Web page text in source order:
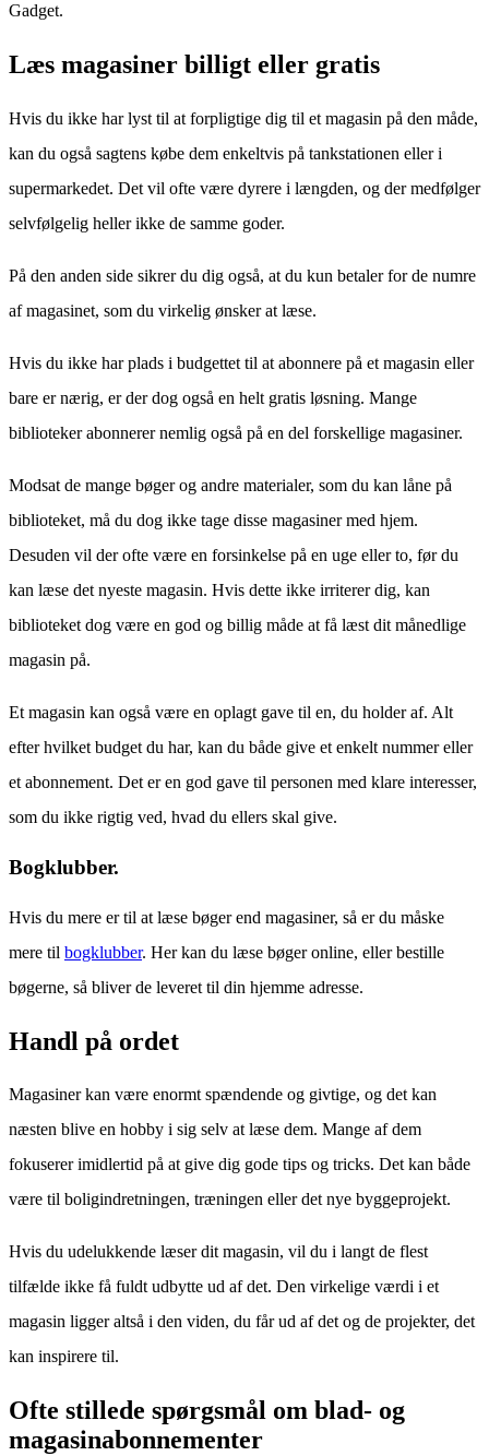
Gadget.
Læs magasiner billigt eller gratis
Hvis du ikke har lyst til at forpligtige dig til et magasin på den måde,
kan du også sagtens købe dem enkeltvis på tankstationen eller i
supermarkedet. Det vil ofte være dyrere i længden, og der medfølger
selvfølgelig heller ikke de samme goder.
På den anden side sikrer du dig også, at du kun betaler for de numre
af magasinet, som du virkelig ønsker at læse.
Hvis du ikke har plads i budgettet til at abonnere på et magasin eller
bare er nærig, er der dog også en helt gratis løsning. Mange
biblioteker abonnerer nemlig også på en del forskellige magasiner.
Modsat de mange bøger og andre materialer, som du kan låne på
biblioteket, må du dog ikke tage disse magasiner med hjem.
Desuden vil der ofte være en forsinkelse på en uge eller to, før du
kan læse det nyeste magasin. Hvis dette ikke irriterer dig, kan
biblioteket dog være en god og billig måde at få læst dit månedlige
magasin på.
Et magasin kan også være en oplagt gave til en, du holder af. Alt
efter hvilket budget du har, kan du både give et enkelt nummer eller
et abonnement. Det er en god gave til personen med klare interesser,
som du ikke rigtig ved, hvad du ellers skal give.
Bogklubber.
Hvis du mere er til at læse bøger end magasiner, så er du måske
mere til bogklubber. Her kan du læse bøger online, eller bestille
bøgerne, så bliver de leveret til din hjemme adresse.
Handl på ordet
Magasiner kan være enormt spændende og givtige, og det kan
næsten blive en hobby i sig selv at læse dem. Mange af dem
fokuserer imidlertid på at give dig gode tips og tricks. Det kan både
være til boligindretningen, træningen eller det nye byggeprojekt.
Hvis du udelukkende læser dit magasin, vil du i langt de flest
tilfælde ikke få fuldt udbytte ud af det. Den virkelige værdi i et
magasin ligger altså i den viden, du får ud af det og de projekter, det
kan inspirere til.
Ofte stillede spørgsmål om blad- og
magasinabonnementer